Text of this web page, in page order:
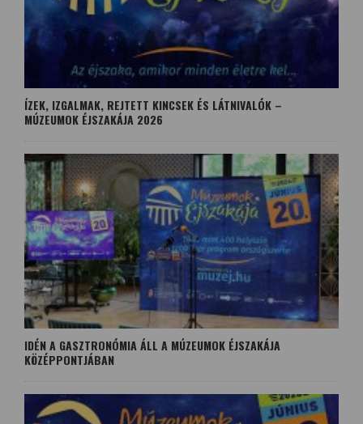
ÍZEK, IZGALMAK, REJTETT KINCSEK ÉS LÁTNIVALÓK –
MÚZEUMOK ÉJSZAKÁJA 2026
IDÉN A GASZTRONÓMIA ÁLL A MÚZEUMOK ÉJSZAKÁJA
KÖZÉPPONTJÁBAN